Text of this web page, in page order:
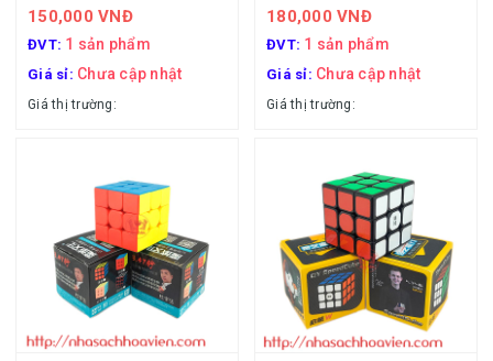
150,000 VNĐ
ĐVT: 1 sản phẩm
Giá sỉ: Chưa cập nhật
Giá thị trường:
180,000 VNĐ
ĐVT: 1 sản phẩm
Giá sỉ: Chưa cập nhật
Giá thị trường: